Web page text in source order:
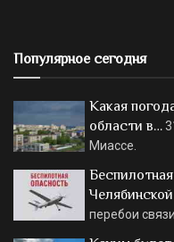
Популярное сегодня
Какая
области в…
Миассе.
перебои